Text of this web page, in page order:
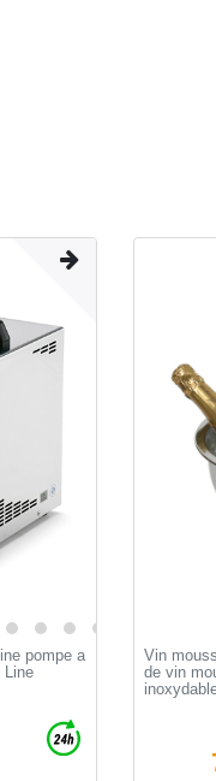
pompe a
Line
Vin
de vin